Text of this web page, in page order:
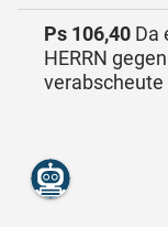
Ps 106,40 Da
HERRN
verabscheute